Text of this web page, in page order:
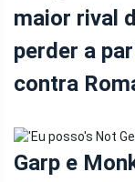
maior rival
perder a
contra
Garp e